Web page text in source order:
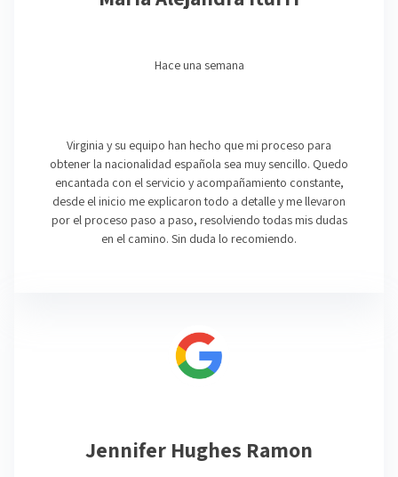
Hace una semana
Virginia y su equipo han hecho que mi proceso para
obtener la nacionalidad española sea muy sencillo. Quedo
encantada con el servicio y acompañamiento constante,
desde el inicio me explicaron todo a detalle y me llevaron
por el proceso paso a paso, resolviendo todas mis dudas
en el camino. Sin duda lo recomiendo.
Jennifer Hughes Ramon